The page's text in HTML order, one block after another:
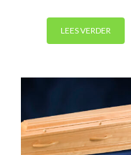
LEES VERDER